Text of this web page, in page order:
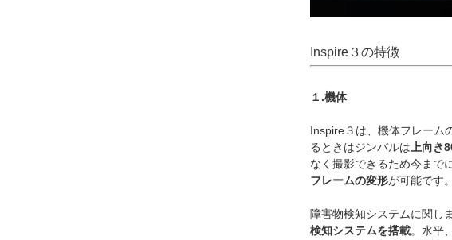
Inspire３の特徴
１.機体
Inspire３は、機体フレーム
るときはジンバルは 上向き
なく撮影できるため今まで
フレームの変形が可能です。
障害物検知システムに関し
検知システムを搭載。水平